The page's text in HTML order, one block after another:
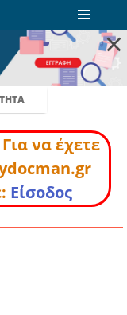
×
να έχετε
Είσοδος